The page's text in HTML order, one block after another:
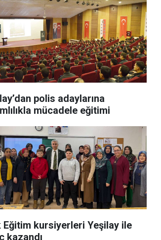
polis adaylarına
mücadele eğitimi
Eğitim kursiyerleri Yeşilay ile
kazandı